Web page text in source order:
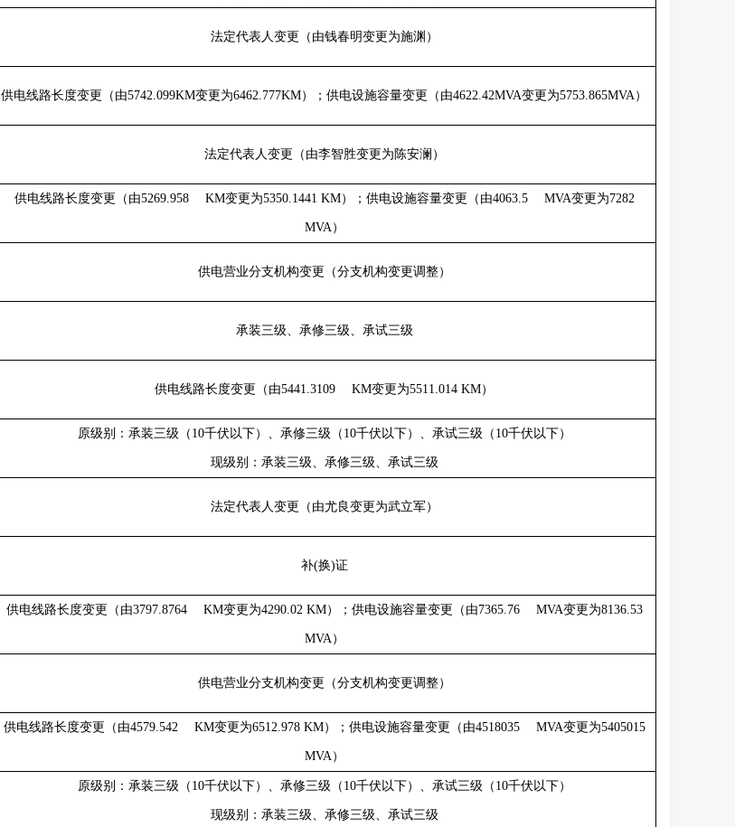
法定代表人变更（由钱春明变更为施渊）
供电线路长度变更（由5742.099KM变更为6462.777KM）；供电设施容量变更（由4622.42MVA变更为5753.865MVA）
法定代表人变更（由李智胜变更为陈安澜）
供电线路长度变更（由5269.958 KM变更为5350.1441 KM）；供电设施容量变更（由4063.5 MVA变更为7282
MVA）
供电营业分支机构变更（分支机构变更调整）
承装三级、承修三级、承试三级
供电线路长度变更（由5441.3109 KM变更为5511.014 KM）
原级别：承装三级（ 10千伏以下）、承修三级（ 10千伏以下）、承试三级（ 10千伏以下）
现级别：承装三级、承修三级、承试三级
法定代表人变更（由尤良变更为武立军）
补(换)证
供电线路长度变更（由3797.8764 KM变更为4290.02 KM）；供电设施容量变更（由7365.76 MVA变更为8136.53
MVA）
供电营业分支机构变更（分支机构变更调整）
供电线路长度变更（由4579.542 KM变更为6512.978 KM）；供电设施容量变更（由4518035 MVA变更为5405015
MVA）
原级别：承装三级（ 10千伏以下）、承修三级（ 10千伏以下）、承试三级（ 10千伏以下）
现级别：承装三级、承修三级、承试三级